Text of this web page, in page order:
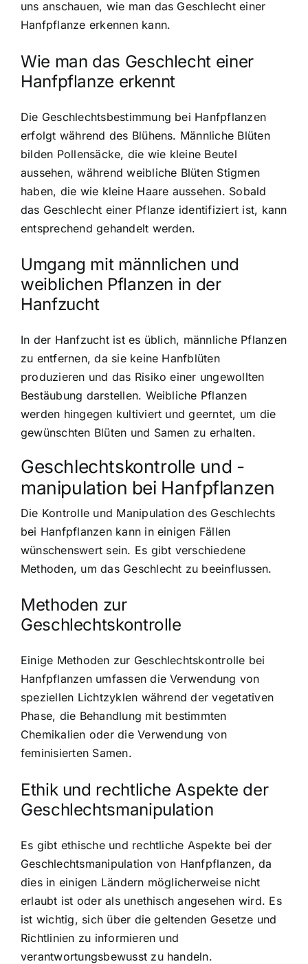
uns anschauen, wie man das Geschlecht einer
Hanfpflanze erkennen kann.
Wie man das Geschlecht einer
Hanfpflanze erkennt
Die Geschlechtsbestimmung bei Hanfpflanzen
erfolgt während des Blühens. Männliche Blüten
bilden Pollensäcke, die wie kleine Beutel
aussehen, während weibliche Blüten Stigmen
haben, die wie kleine Haare aussehen. Sobald
das Geschlecht einer Pflanze identifiziert ist, kann
entsprechend gehandelt werden.
Umgang mit männlichen und
weiblichen Pflanzen in der
Hanfzucht
In der Hanfzucht ist es üblich, männliche Pflanzen
zu entfernen, da sie keine Hanfblüten
produzieren und das Risiko einer ungewollten
Bestäubung darstellen. Weibliche Pflanzen
werden hingegen kultiviert und geerntet, um die
gewünschten Blüten und Samen zu erhalten.
Geschlechtskontrolle und -
manipulation bei Hanfpflanzen
Die Kontrolle und Manipulation des Geschlechts
bei Hanfpflanzen kann in einigen Fällen
wünschenswert sein. Es gibt verschiedene
Methoden, um das Geschlecht zu beeinflussen.
Methoden zur
Geschlechtskontrolle
Einige Methoden zur Geschlechtskontrolle bei
Hanfpflanzen umfassen die Verwendung von
speziellen Lichtzyklen während der vegetativen
Phase, die Behandlung mit bestimmten
Chemikalien oder die Verwendung von
feminisierten Samen.
Ethik und rechtliche Aspekte der
Geschlechtsmanipulation
Es gibt ethische und rechtliche Aspekte bei der
Geschlechtsmanipulation von Hanfpflanzen, da
dies in einigen Ländern möglicherweise nicht
erlaubt ist oder als unethisch angesehen wird. Es
ist wichtig, sich über die geltenden Gesetze und
Richtlinien zu informieren und
verantwortungsbewusst zu handeln.